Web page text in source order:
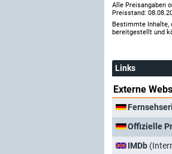
Alle Preisangaben
Preisstand:
Bestimmte Inhalte,
bereitgestellt und
Links
Externe
Offizielle
IMDb